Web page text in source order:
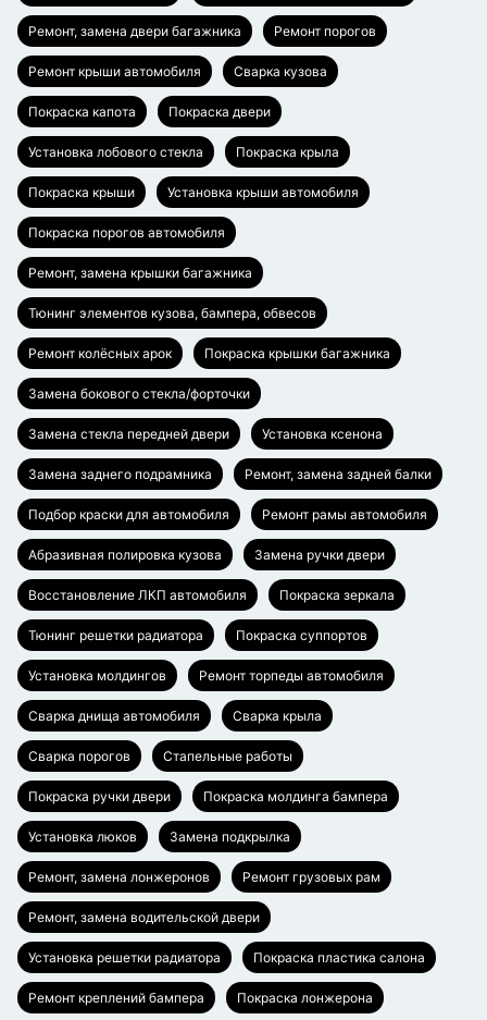
Ремонт, замена двери багажника Ремонт порогов
Ремонт крыши автомобиля Сварка кузова
Покраска капота Покраска двери
Установка лобового стекла Покраска крыла
Покраска крыши Установка крыши автомобиля
Покраска порогов автомобиля
Ремонт, замена крышки багажника
Тюнинг элементов кузова, бампера, обвесов
Ремонт колёсных арок Покраска крышки багажника
Замена бокового стекла/форточки
Замена стекла передней двери Установка ксенона
Замена заднего подрамника Ремонт, замена задней балки
Подбор краски для автомобиля Ремонт рамы автомобиля
Абразивная полировка кузова Замена ручки двери
Восстановление ЛКП автомобиля Покраска зеркала
Тюнинг решетки радиатора Покраска суппортов
Установка молдингов Ремонт торпеды автомобиля
Сварка днища автомобиля Сварка крыла
Сварка порогов Стапельные работы
Покраска ручки двери Покраска молдинга бампера
Установка люков Замена подкрылка
Ремонт, замена лонжеронов Ремонт грузовых рам
Ремонт, замена водительской двери
Установка решетки радиатора Покраска пластика салона
Ремонт креплений бампера Покраска лонжерона